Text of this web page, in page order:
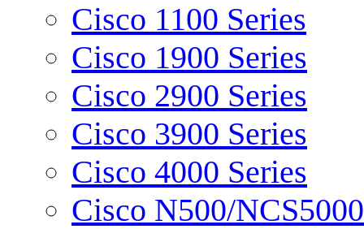
Cisco 1100 Series
Cisco 1900 Series
Cisco 2900 Series
Cisco 3900 Series
Cisco 4000 Series
Cisco N500/